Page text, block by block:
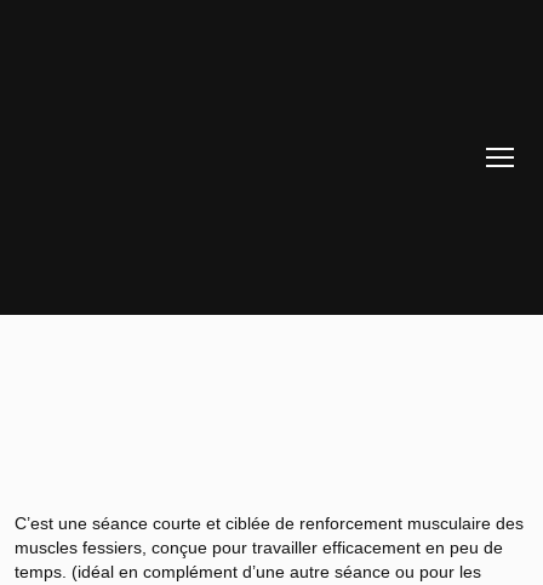
C’est une séance courte et ciblée de renforcement musculaire des
muscles fessiers, conçue pour travailler efficacement en peu de
temps. (idéal en complément d’une autre séance ou pour les